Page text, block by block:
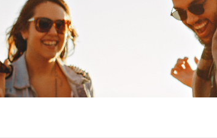
Lifestyle